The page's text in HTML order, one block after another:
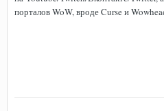
порталов WoW, вроде Curse и